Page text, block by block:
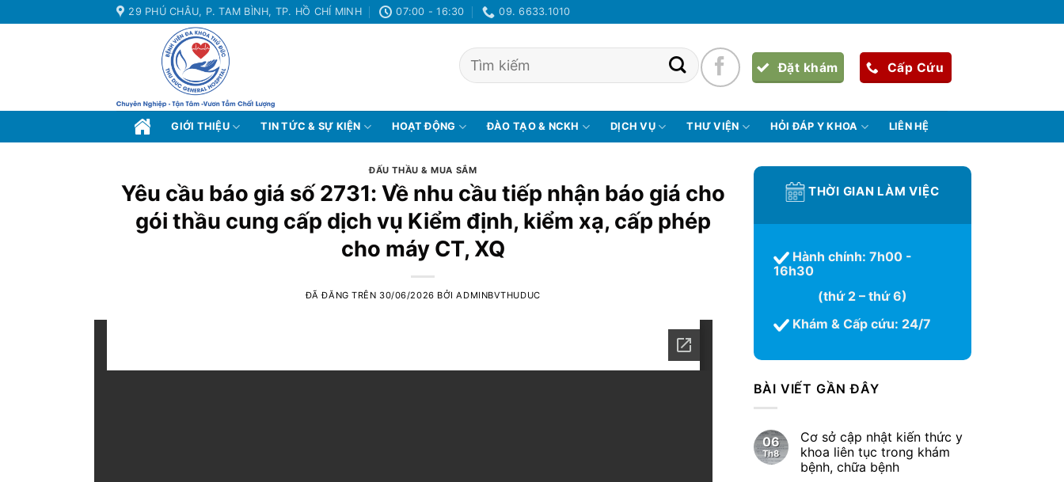
đến
29 PHÚ CHÂU, P. TAM BÌNH, TP. HỒ CHÍ MINH 07:00 - 16:30 09. 6633.1010
Đặt khám Cấp Cứu
GIỚI THIỆU TIN TỨC & SỰ KIỆN HOẠT ĐỘNG ĐÀO TẠO & NCKH DỊCH VỤ THƯ VIỆN HỎI ĐÁP Y KHOA LIÊN HỆ
ĐẤU THẦU & MUA SẮM
Yêu cầu báo giá số 2731: Về nhu cầu tiếp nhận báo giá cho
gói thầu cung cấp dịch vụ Kiểm định, kiểm xạ, cấp phép
cho máy CT, XQ
ĐÃ ĐĂNG TRÊN 30/06/2026 BỞIADMINBVTHUDUC
THỜI GIAN LÀM VIỆC
Hành chính: 7h00 -
16h30
(thứ 2 – thứ 6)
Khám & Cấp cứu: 24/7
BÀI VIẾT GẦN ĐÂY
06
Th8
Cơ sở cập nhật kiến thức y
khoa liên tục trong khám
bệnh, chữa bệnh